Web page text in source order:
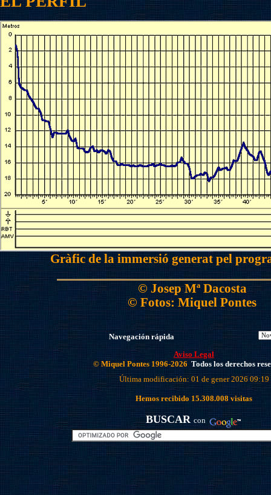
Gràfic de la immersió generat pel
© Josep Mª Dacosta
© Fotos: Miquel Pontes
Navegación rápida
Aviso Legal
© Miquel Pontes 1996-2026 Todos los derechos
Última modificación: 01 de gener 2026 09:19
Hemos recibido 15.308.008 visitas
BUSCAR con